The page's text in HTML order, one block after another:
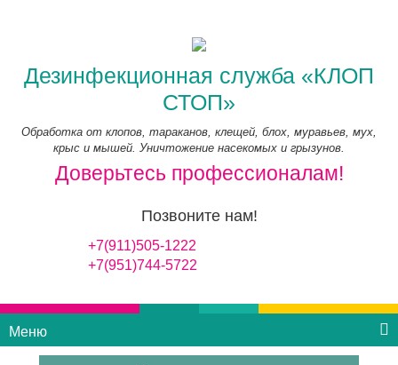
Дезинфекционная служба «КЛОП
СТОП»
Обработка от клопов, тараканов, клещей, блох, муравьев, мух,
крыс и мышей. Уничтожение насекомых и грызунов.
Доверьтесь профессионалам!
Позвоните нам!
+7(911)505-1222
+7(951)744-5722
Меню